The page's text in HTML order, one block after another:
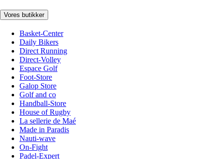
Vores butikker
Basket-Center
Daily Bikers
Direct Running
Direct-Volley
Espace Golf
Foot-Store
Galop Store
Golf and co
Handball-Store
House of Rugby
La sellerie de Maé
Made in Paradis
Nauti-wave
On-Fight
Padel-Expert